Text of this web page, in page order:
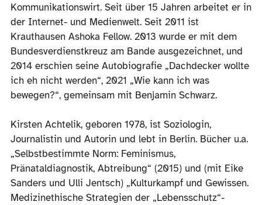
Kommunikationswirt. Seit über 15 Jahren arbeitet er in
der Internet- und Medienwelt. Seit 2011 ist
Krauthausen Ashoka Fellow. 2013 wurde er mit dem
Bundesverdienstkreuz am Bande ausgezeichnet, und
2014 erschien seine Autobiografie „Dachdecker wollte
ich eh nicht werden“, 2021 „Wie kann ich was
bewegen?“, gemeinsam mit Benjamin Schwarz.
Kirsten Achtelik, geboren 1978, ist Soziologin,
Journalistin und Autorin und lebt in Berlin. Bücher u.a.
„Selbstbestimmte Norm: Feminismus,
Pränataldiagnostik, Abtreibung“ (2015) und (mit Eike
Sanders und Ulli Jentsch) „Kulturkampf und Gewissen.
Medizinethische Strategien der „Lebensschutz“-